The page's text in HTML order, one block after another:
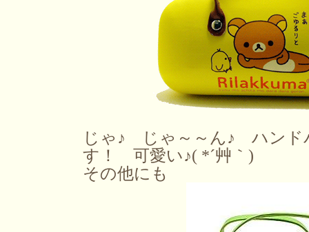
じゃ♪ じゃ～～ん♪ ハンド
す！ 可愛い♪( *´艸｀)
その他にも